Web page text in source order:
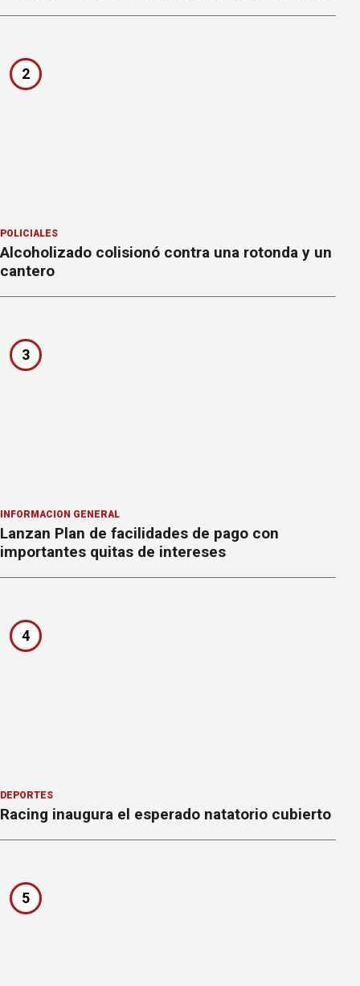
2
POLICIALES
Alcoholizado colisionó contra una rotonda y un
cantero
3
INFORMACION GENERAL
Lanzan Plan de facilidades de pago con
importantes quitas de intereses
4
DEPORTES
Racing inaugura el esperado natatorio cubierto
5